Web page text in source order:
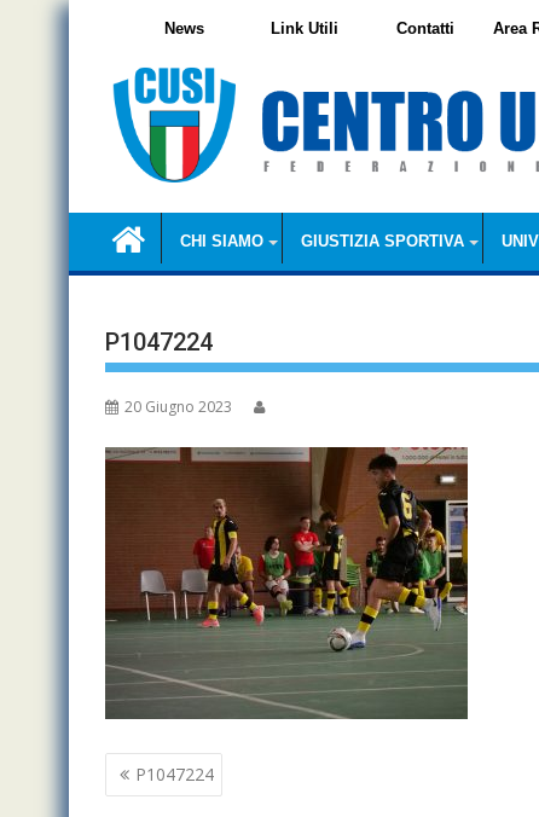
Skip
CHI SIAMO GIUSTIZIA SPORTIVA
News Link Utili Contatti Area
P1047224
20 Giugno 2023
Navigazione
articoli
P1047224